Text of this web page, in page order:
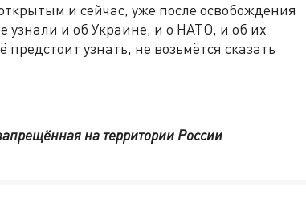
и сейчас, уже после освобождения
узнали и об Украине, и о НАТО, и об их
узнать, не возьмётся сказать
на территории России